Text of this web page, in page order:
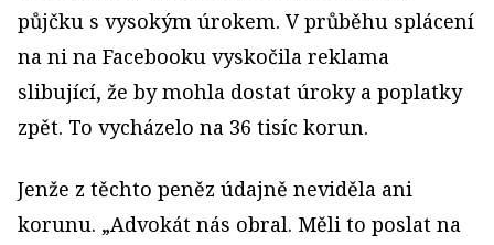
půjčku s vysokým úrokem. V průběhu splácení
na ni na Facebooku vyskočila reklama
slibující, že by mohla dostat úroky a poplatky
zpět. To vycházelo na 36 tisíc korun.
Jenže z těchto peněz údajně neviděla ani
korunu. „Advokát nás obral. Měli to poslat na